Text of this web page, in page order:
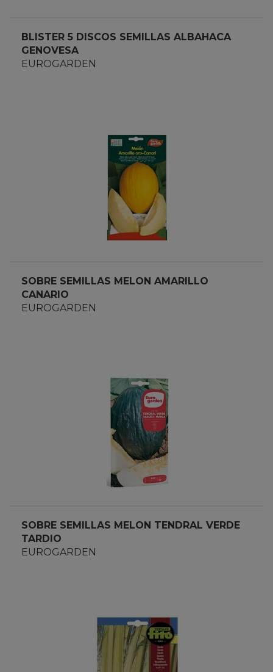
BLISTER 5 DISCOS SEMILLAS ALBAHACA
GENOVESA
EUROGARDEN
SOBRE SEMILLAS MELON AMARILLO
CANARIO
EUROGARDEN
SOBRE SEMILLAS MELON TENDRAL VERDE
TARDIO
EUROGARDEN